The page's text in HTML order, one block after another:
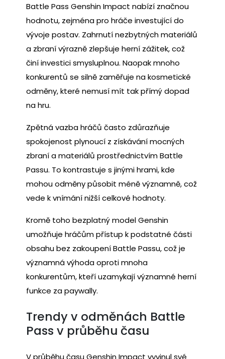
Battle Pass Genshin Impact nabízí značnou
hodnotu, zejména pro hráče investující do
vývoje postav. Zahrnutí nezbytných materiálů
a zbraní výrazně zlepšuje herní zážitek, což
činí investici smysluplnou. Naopak mnoho
konkurentů se silně zaměřuje na kosmetické
odměny, které nemusí mít tak přímý dopad
na hru.
Zpětná vazba hráčů často zdůrazňuje
spokojenost plynoucí z získávání mocných
zbraní a materiálů prostřednictvím Battle
Passu. To kontrastuje s jinými hrami, kde
mohou odměny působit méně významně, což
vede k vnímání nižší celkové hodnoty.
Kromě toho bezplatný model Genshin
umožňuje hráčům přístup k podstatné části
obsahu bez zakoupení Battle Passu, což je
významná výhoda oproti mnoha
konkurentům, kteří uzamykají významné herní
funkce za paywally.
Trendy v odměnách Battle
Pass v průběhu času
V průběhu času Genshin Impact vyvinul své